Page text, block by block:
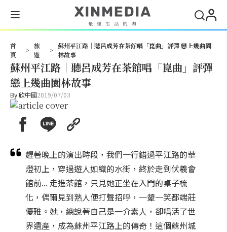
首
頁
>
旅
遊
>
蘇州平江路│聽呂成芳在茶館唱「崑曲」評彈 戀上幾曲園
林故事
蘇州平江路│聽呂成芳在茶館唱「崑曲」評彈
戀上幾曲園林故事
By欣中國2019/07/03
趕著晚上的演出時段，我們一行錯過平江路的華
燈初上，穿過遊人如織的水街，終於走到伏羲會
館前... 走進茶館，只見她正坐在入門的桌子梳
化，偶爾見到熟人便打聲招呼，一顰一笑都端莊
優雅。她，總說著自己是一介素人，卻唱活了世
界遺產，成為蘇州平江路上的傳奇！這個蘇州城